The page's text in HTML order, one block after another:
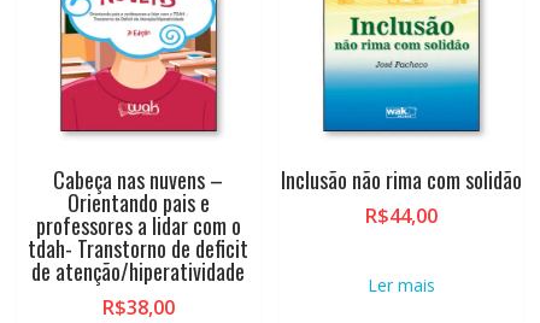
Cabeça nas nuvens –
Orientando pais e
professores a lidar com o
tdah- Transtorno de deficit
de atenção/hiperatividade
R$38,00
Inclusão não rima com solidão
R$44,00
Ler mais